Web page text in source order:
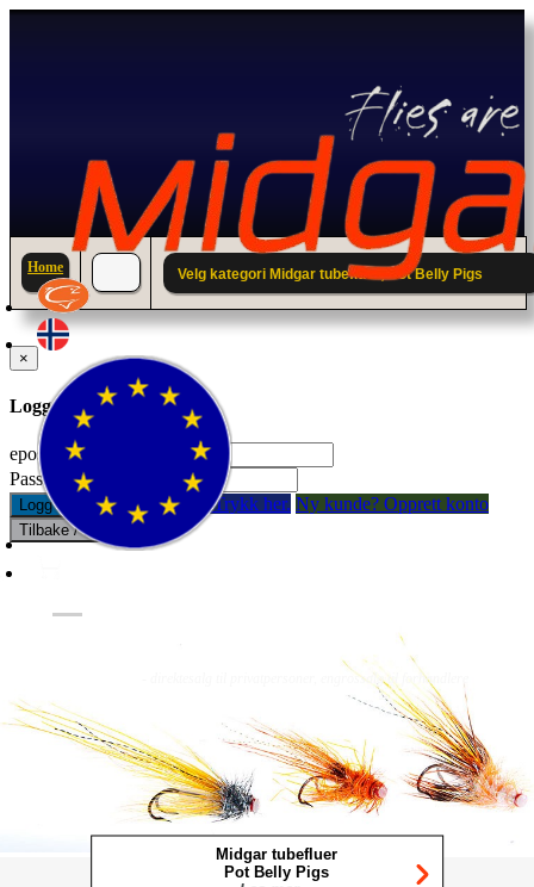
Kurs & Guiding
- direktesalg til privatpersoner, engrossalg til forhandlere
Home Velg kategori Midgar tubefluer; Pot Belly Pigs
×
Logg inn til din konto.
epostadresse:
Passord:
Logg inn Glemt passord? Trykk her. Ny kunde? Opprett konto
Tilbake / Lukk
Midgar tubefluer
Pot Belly Pigs